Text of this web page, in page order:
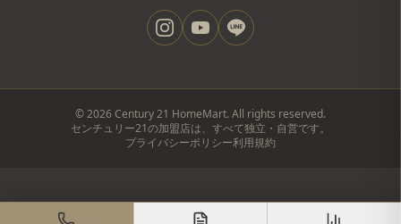
©2026 Century 21 HomeMart. All rights reserved.
センチュリー21の加盟店は、すべて独立・自営です。
プライバシーポリシー利用規約